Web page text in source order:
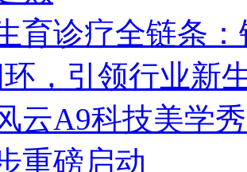
育诊疗全链条
，引领行业新
云A9科技美学
重磅启动